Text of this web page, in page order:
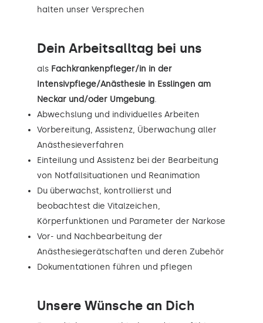
halten unser Versprechen
Dein Arbeitsalltag bei uns
als Fachkrankenpfleger/in in der
Intensivpflege/Anästhesie in Esslingen am
Neckar und/oder Umgebung.
Abwechslung und individuelles Arbeiten
Vorbereitung, Assistenz, Überwachung aller
Anästhesieverfahren
Einteilung und Assistenz bei der Bearbeitung
von Notfallsituationen und Reanimation
Du überwachst, kontrollierst und
beobachtest die Vitalzeichen,
Körperfunktionen und Parameter der Narkose
Vor- und Nachbearbeitung der
Anästhesiegerätschaften und deren Zubehör
Dokumentationen führen und pflegen
Unsere Wünsche an Dich